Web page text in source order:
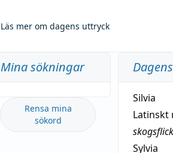
Läs mer om dagens uttryck
Mina sökningar
Rensa mina
sökord
Silvia
Latinskt
Sylvia